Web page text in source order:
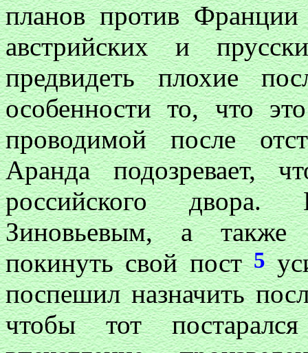
планов против
австрийских и
предвидеть плохие
особенности то, что
проводимой после
Аранда подозревает,
российского двора.
Зиновьевым, а
покинуть свой пост5
поспешил назначить
чтобы тот постарался